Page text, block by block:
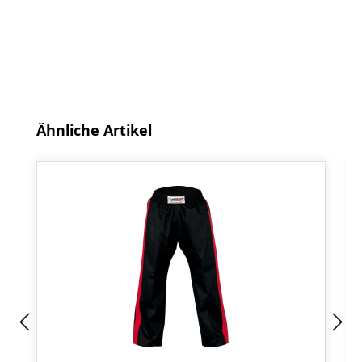
Produktgalerie überspringen
Ähnliche Artikel